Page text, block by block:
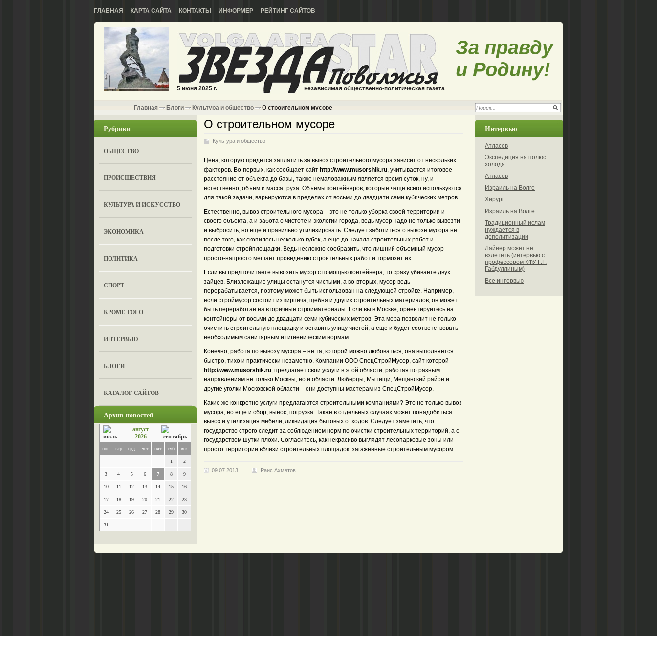
ГЛАВНАЯ КАРТА САЙТА КОНТАКТЫ ИНФОРМЕР РЕЙТИНГ САЙТОВ
5 июня 2025 г. независимая общественно-политическая газета
За правду
и Родину!
Главная Блоги Культура и общество О строительном мусоре
Рубрики
ОБЩЕСТВО
ПРОИСШЕСТВИЯ
КУЛЬТУРА И ИСКУССТВО
ЭКОНОМИКА
ПОЛИТИКА
СПОРТ
КРОМЕ ТОГО
ИНТЕРВЬЮ
БЛОГИ
КАТАЛОГ САЙТОВ
Архив новостей
август
2026
пон втр срд чет пят суб вск
1 2
3 4 5 6 7 8 9
10 11 12 13 14 15 16
17 18 19 20 21 22 23
24 25 26 27 28 29 30
31
О строительном мусоре
Культура и общество
Цена, которую придется заплатить за вывоз строительного мусора зависит от нескольких
факторов. Во-первых, как сообщает сайт http://www.musorshik.ru, учитывается итоговое
расстояние от объекта до базы, также немаловажным является время суток, ну, и
естественно, объем и масса груза. Объемы контейнеров, которые чаще всего используются
для такой задачи, варьируются в пределах от восьми до двадцати семи кубических метров.
Естественно, вывоз строительного мусора – это не только уборка своей территории и
своего объекта, а и забота о чистоте и экологии города, ведь мусор надо не только вывезти
и выбросить, но еще и правильно утилизировать. Следует заботиться о вывозе мусора не
после того, как скопилось несколько кубок, а еще до начала строительных работ и
подготовки стройплощадки. Ведь несложно сообразить, что лишний объемный мусор
просто-напросто мешает проведению строительных работ и тормозит их.
Если вы предпочитаете вывозить мусор с помощью контейнера, то сразу убиваете двух
зайцев. Близлежащие улицы останутся чистыми, а во-вторых, мусор ведь
перерабатывается, поэтому может быть использован на следующей стройке. Например,
если строймусор состоит из кирпича, щебня и других строительных материалов, он может
быть переработан на вторичные стройматериалы. Если вы в Москве, ориентируйтесь на
контейнеры от восьми до двадцати семи кубических метров. Эта мера позволит не только
очистить строительную площадку и оставить улицу чистой, а еще и будет соответствовать
необходимым санитарным и гигиеническим нормам.
Конечно, работа по вывозу мусора – не та, которой можно любоваться, она выполняется
быстро, тихо и практически незаметно. Компании ООО СпецСтройМусор, сайт которой
http://www.musorshik.ru, предлагает свои услуги в этой области, работая по разным
направлениям не только Москвы, но и области. Люберцы, Мытищи, Мещанский район и
другие уголки Московской области – они доступны мастерам из СпецСтройМусор.
Какие же конкретно услуги предлагаются строительными компаниями? Это не только вывоз
мусора, но еще и сбор, вынос, погрузка. Также в отдельных случаях может понадобиться
вывоз и утилизация мебели, ликвидация бытовых отходов. Следует заметить, что
государство строго следит за соблюдением норм по очистки строительных территорий, а с
государством шутки плохи. Согласитесь, как некрасиво выглядят лесопарковые зоны или
просто территории вблизи строительных площадок, загаженные строительным мусором.
09.07.2013 Раис Ахметов
Интервью
Атласов
Экспедиция на полюс
холода
Атласов
Израиль на Волге
Хирург
Израиль на Волге
Традиционный ислам
нуждается в
деполитизации
Лайнер может не
взлететь (интервью с
профессором КФУ Г.Г.
Габдуллиным)
Все интервью